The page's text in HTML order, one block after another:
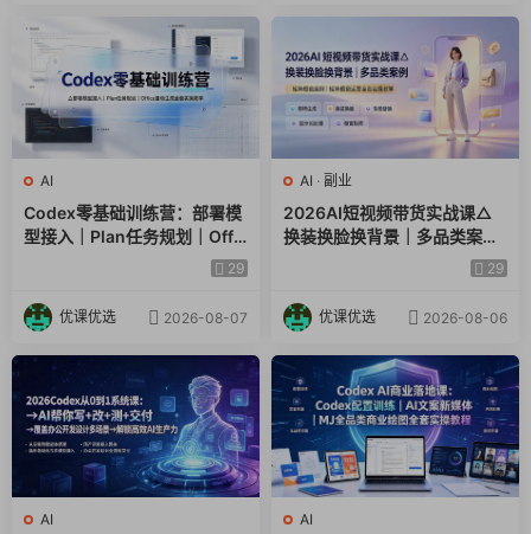
AI
Codex零基础训练营：部署模
型接入｜Plan任务规划｜Offic
29
优课优选 2026-08-07
AI · 副业
2026AI短视频带货实战课△
换装换脸换背景｜多品类案例
｜矩阵橱窗运营全套实操教学
29
优课优选 2026-08-06
AI AI